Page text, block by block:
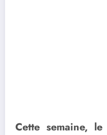
Cette semaine,